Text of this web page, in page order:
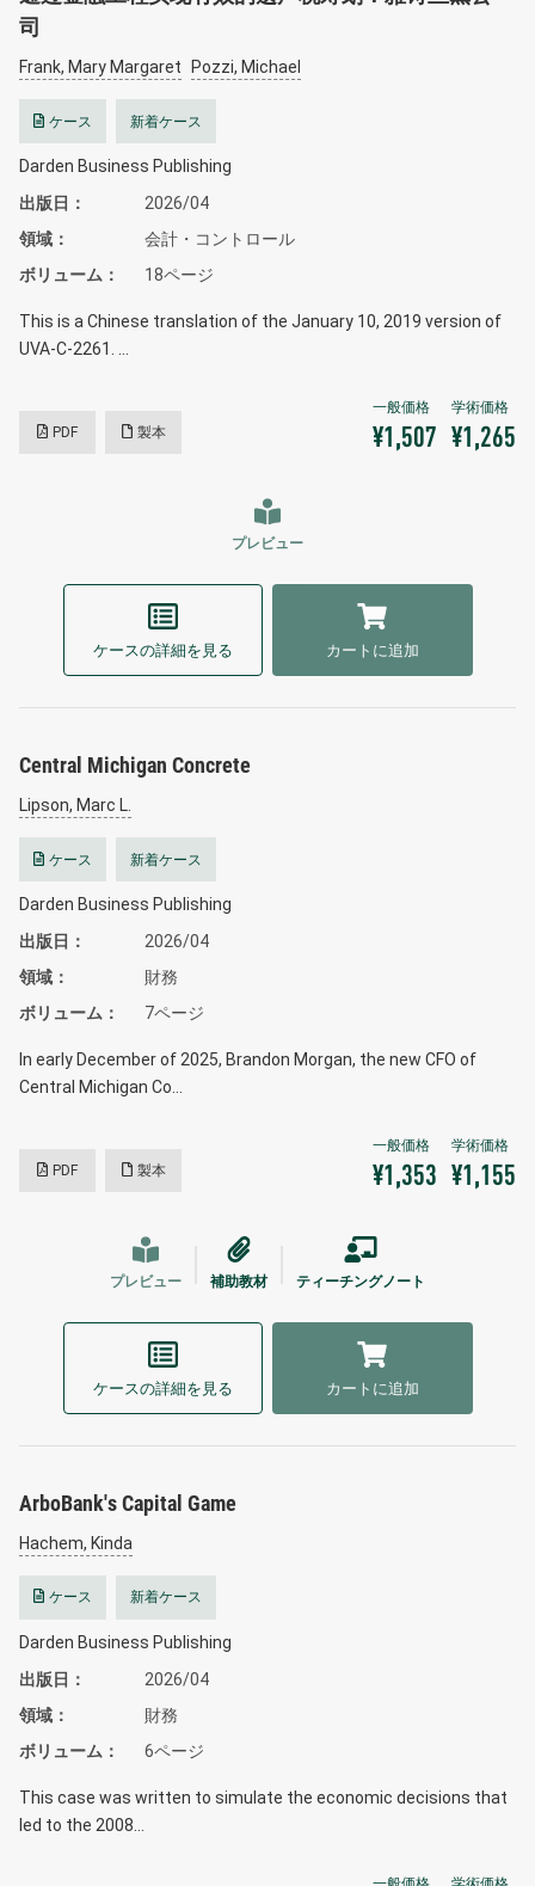
司
Frank, Mary Margaret Pozzi, Michael
ケース 新着ケース
Darden Business Publishing
出版日
2026/04
領域
会計・コントロール
ボリューム
18ページ
This is a Chinese translation of the January 10, 2019 version of
UVA-C-2261. …
PDF 製本 ¥1,507 ¥1,265
プレビュー
ケースの詳細を見る カートに追加
Central Michigan Concrete
Lipson, Marc L.
ケース 新着ケース
Darden Business Publishing
出版日
2026/04
領域
財務
ボリューム
7ページ
In early December of 2025, Brandon Morgan, the new CFO of
Central Michigan Co…
PDF 製本 ¥1,353 ¥1,155
プレビュー 補助教材 ティーチングノート
ケースの詳細を見る カートに追加
ArboBank's Capital Game
Hachem, Kinda
ケース 新着ケース
Darden Business Publishing
出版日
2026/04
領域
財務
ボリューム
6ページ
This case was written to simulate the economic decisions that
led to the 2008…